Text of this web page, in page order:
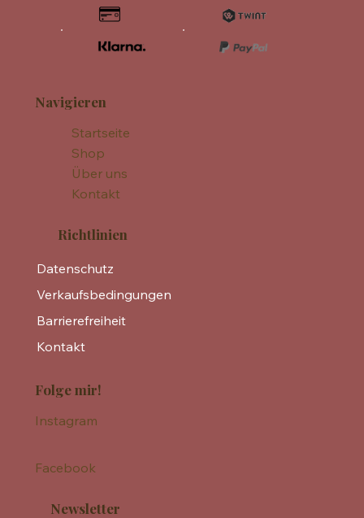
Navigieren
Startseite
Shop
Über uns
Kontakt
Richtlinien
Datenschutz
Verkaufsbedingungen
Barrierefreiheit
Kontakt
Folge mir!
Instagram
Facebook
Newsletter